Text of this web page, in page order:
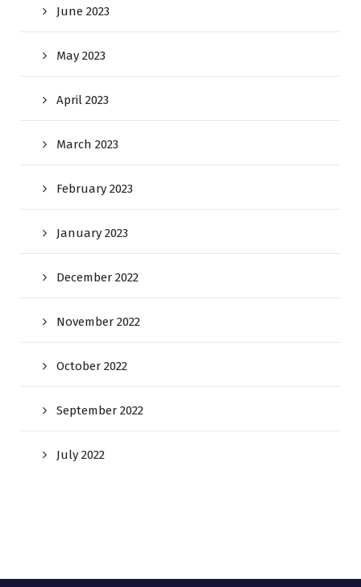
June 2023
May 2023
April 2023
March 2023
February 2023
January 2023
December 2022
November 2022
October 2022
September 2022
July 2022